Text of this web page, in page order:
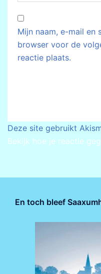
Mijn naam, e-mail en
browser voor de
reactie plaats.
Deze site gebruikt
Bekijk hoe je reactie
En toch bleef